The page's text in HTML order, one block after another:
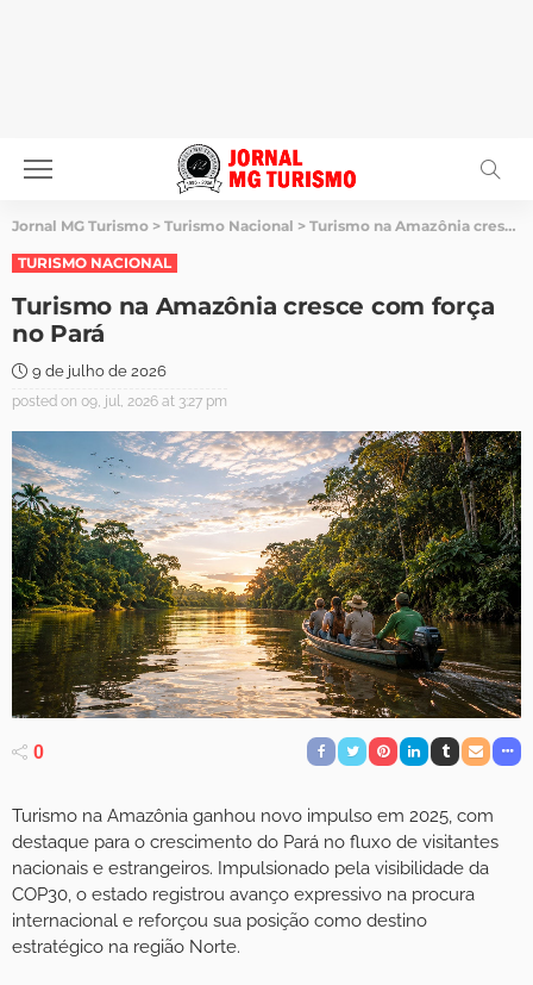
Jornal MG Turismo > Turismo Nacional > Turismo na Amazônia cresce com força no Pará
TURISMO NACIONAL
Turismo na Amazônia cresce com força
no Pará
9 de julho de 2026
posted on 09, jul, 2026 at 3:27 pm
0
Turismo na Amazônia ganhou novo impulso em 2025, com
destaque para o crescimento do Pará no fluxo de visitantes
nacionais e estrangeiros. Impulsionado pela visibilidade da
COP30, o estado registrou avanço expressivo na procura
internacional e reforçou sua posição como destino
estratégico na região Norte.